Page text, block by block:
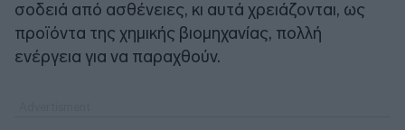
σοδειά από ασθένειες, κι αυτά χρειάζονται, ως
προϊόντα της χημικής βιομηχανίας, πολλή
ενέργεια για να παραχθούν.